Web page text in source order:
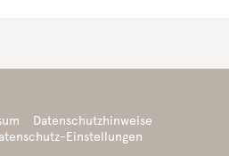
Datenschutzhinweise
Einstellungen